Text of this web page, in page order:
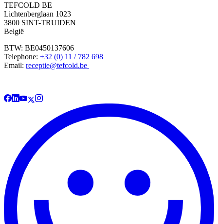
TEFCOLD BE
Lichtenberglaan 1023
3800 SINT-TRUIDEN
België
BTW: BE0450137606
Telephone: +32 (0) 11 / 782 698
Email: receptie@tefcold.be